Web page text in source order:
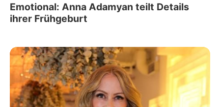
Emotional: Anna Adamyan teilt Details
ihrer Frühgeburt